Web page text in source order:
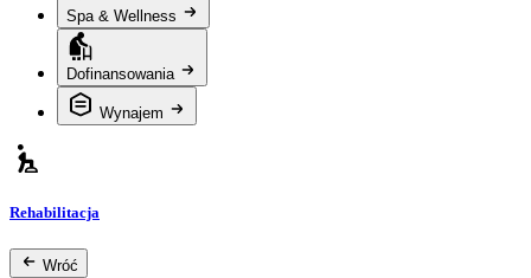
Spa & Wellness
Dofinansowania
Wynajem
Rehabilitacja
Wróć